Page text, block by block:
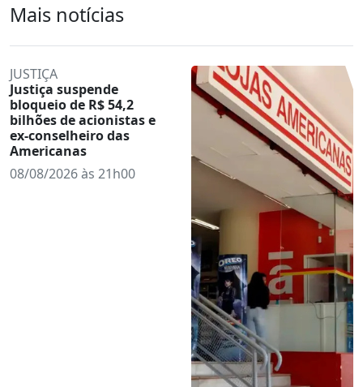
Mais notícias
JUSTIÇA
Justiça suspende
bloqueio de R$ 54,2
bilhões de acionistas e
ex-conselheiro das
Americanas
08/08/2026 às 21h00